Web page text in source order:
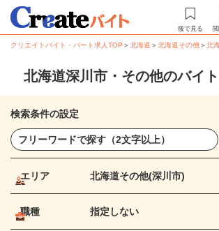
後で見る
クリエイトバイト・パート求人TOP ＞北海道 ＞北海道その他＞北
北海道深川市・その他のバイ
検索条件の設定
エリア 北海道その他(深川市)
職種 指定しない